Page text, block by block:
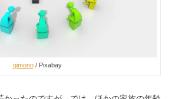
qimono/ Pixabay